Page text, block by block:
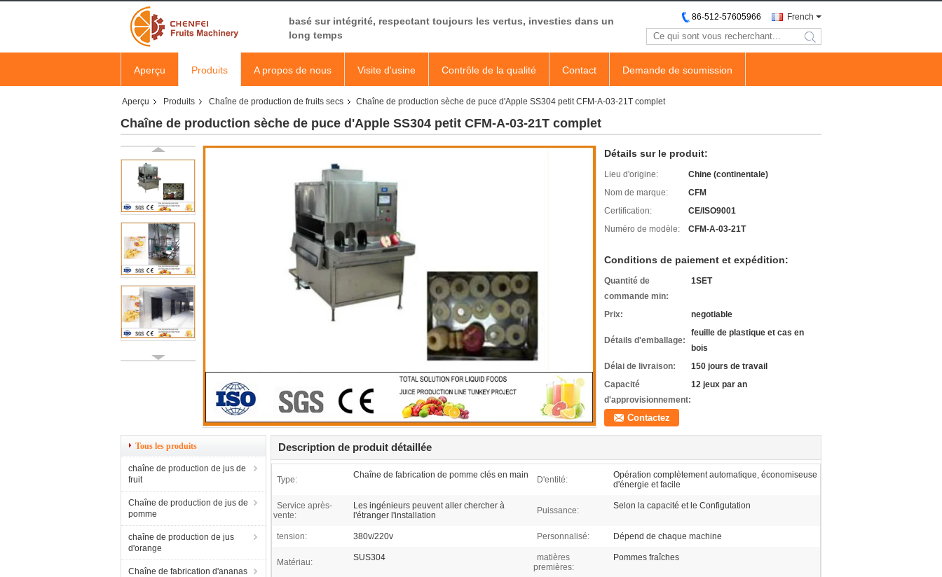
basé sur intégrité, respectant toujours les vertus, investies dans un
long temps
French
86-512-57605966
search
Aperçu Produits A propos de nous Visite d'usine Contrôle de la qualité Contact Demande de soumission
Aperçu Produits Chaîne de production de fruits secs Chaîne de production sèche de puce d'Apple SS304 petit CFM-A-03-21T complet
Chaîne de production sèche de puce d'Apple SS304 petit CFM-A-03-21T complet
Détails sur le produit:
Lieu d'origine:
Chine (continentale)
Nom de marque:
CFM
Certification:
CE/ISO9001
Numéro de modèle:
CFM-A-03-21T
Conditions de paiement et expédition:
Quantité de
commande min:
1SET
Prix: negotiable
Détails d'emballage:
feuille de plastique et cas en
bois
Délai de livraison:
150 jours de travail
Capacité
d'approvisionnement:
12 jeux par an
Contactez
Tous les produits
chaîne de production de jus de
fruit
Chaîne de production de jus de
pomme
chaîne de production de jus
d'orange
Chaîne de fabrication d'ananas
Description de produit détaillée
Type: Chaîne de fabrication de pomme clés en main D'entité:
Opération complètement automatique, économiseuse
d'énergie et facile
Service après-
vente:
Les ingénieurs peuvent aller chercher à
l'étranger l'installation
Puissance: Selon la capacité et le Configutation
tension: 380v/220v Personnalisé: Dépend de chaque machine
Matériau: SUS304
matières
premières:
Pommes fraîches